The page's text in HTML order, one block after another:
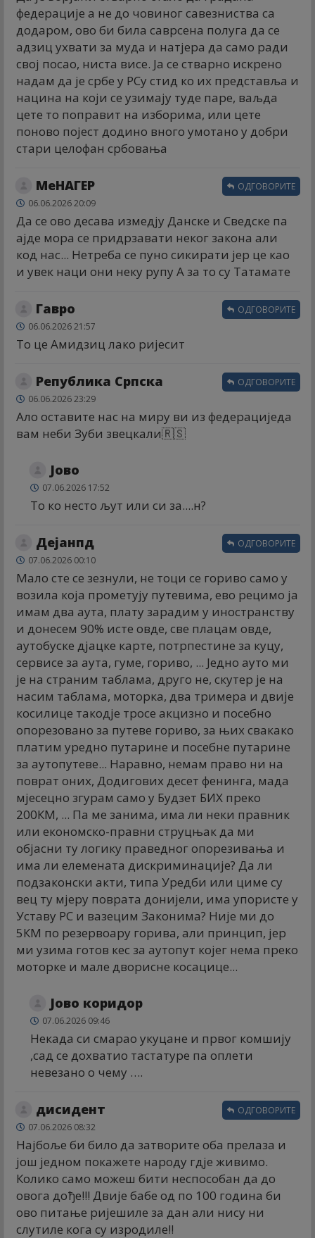
федерације а не до човиног савезниства са
додаром, ово би била саврсена полуга да се
адзиц ухвати за муда и натјера да само ради
свој посао, ниста висе. Ја се стварно искрено
надам да је србе у РСу стид ко их представља и
нацина на који се узимају туде паре, ваљда
цете то поправит на изборима, или цете
поново појест додино вного умотано у добри
стари целофан србовања
МеНАГЕР
06.06.2026 20:09
Да се ово десава измедју Данске и Сведске па
ајде мора се придрзавати неког закона али
код нас... Нетреба се пуно сикирати јер це као
и увек наци они неку рупу А за то су Татамате
ОДГОВОРИТЕ
Гавро
06.06.2026 21:57
То це Амидзиц лако ријесит
ОДГОВОРИТЕ
Република Српска
06.06.2026 23:29
Ало оставите нас на миру ви из федерациједа
вам неби Зуби звецкали🇷🇸
ОДГОВОРИТЕ
Јово
07.06.2026 17:52
То ко несто љут или си за....н?
Дејанпд
07.06.2026 00:10
Мало сте се зезнули, не тоци се гориво само у
возила која прометују путевима, ево рецимо ја
имам два аута, плату зарадим у иностранству
и донесем 90% исте овде, све плацам овде,
аутобуске дјацке карте, потрпестине за куцу,
сервисе за аута, гуме, гориво, ... Једно ауто ми
је на страним таблама, друго не, скутер је на
насим таблама, моторка, два тримера и двије
косилице такодје тросе акцизно и посебно
опорезовано за путеве гориво, за њих свакако
платим уредно путарине и посебне путарине
за аутопутеве... Наравно, немам право ни на
поврат оних, Додигових десет фенинга, мада
мјесецно згурам само у Будзет БИХ преко
200КМ, ... Па ме занима, има ли неки правник
или економско-правни струцњак да ми
објасни ту логику праведног опорезивања и
има ли елемената дискриминације? Да ли
подзаконски акти, типа Уредби или циме су
вец ту мјеру поврата донијели, има упористе у
Уставу РС и вазецим Законима? Није ми до
5КМ по резервоару горива, али принцип, јер
ми узима готов кес за аутопут којег нема преко
моторке и мале дворисне косацице...
ОДГОВОРИТЕ
Јово коридор
07.06.2026 09:46
Некада си смарао укуцане и првог комшију
,сад се дохватио тастатуре па оплети
невезано о чему ….
дисидент
07.06.2026 08:32
Најбоље би било да затворите оба прелаза и
још једном покажете народу гдје живимо.
Колико само можеш бити неспособан да до
овога дође!!! Двије бабе од по 100 година би
ово питање ријешиле за дан али нису ни
слутиле кога су изродиле!!
ОДГОВОРИТЕ